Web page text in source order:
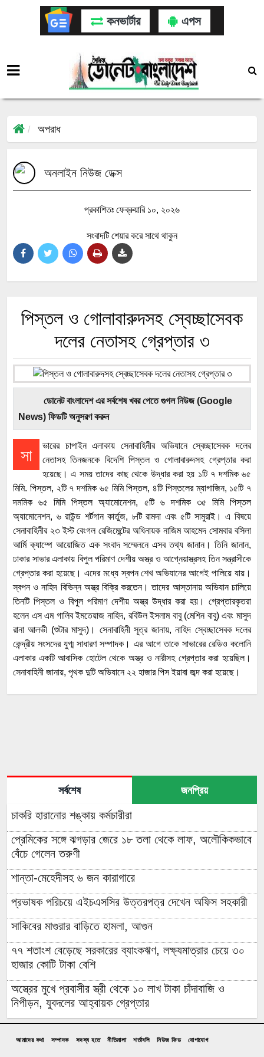
কনভার্টার এপস
অপরাধ
অনলাইন নিউজ ডেক্স
প্রকাশিতঃ ফেব্রুয়ারি ১০, ২০২৬
সংবাদটি শেয়ার করে সাথে থাকুন
পিস্তল ও গোলাবারুদসহ স্বেচ্ছাসেবক
দলের নেতাসহ গ্রেপ্তার ৩
ডোনেট বাংলাদেশ এর সর্বশেষ খবর পেতে গুগল নিউজ (Google
News) ফিডটি অনুসরণ করুন
সা
ভারের চাপাইন এলাকায় সেনাবাহিনীর অভিযানে স্বেচ্ছাসেবক দলের
নেতাসহ তিনজনকে বিদেশি পিস্তল ও গোলাবারুদসহ গ্রেপ্তার করা
হয়েছে। এ সময় তাদের কাছ থেকে উদ্ধার করা হয় ১টি ৭ দশমিক ৬৫
মিমি. পিস্তল, ২টি ৭ দশমিক ৬৫ মিমি পিস্তল, ৪টি পিস্তলের ম্যাগাজিন, ১৫টি ৭
দমমিক ৬৫ মিমি পিস্তল অ্যামোনেশন, ৫টি ৬ দশমিক ৩৫ মিমি পিস্তল
অ্যামোনেশন, ৬ রাউন্ড শর্টগান কার্তুজ, ৮টি রামদা এবং ৫টি সামুরাই। এ বিষয়ে
সেনাবাহিনীর ২৩ ইস্ট বেংগল রেজিমেন্টের অধিনায়ক নাজিম আহমেদ সোমবার বসিলা
আর্মি ক্যাম্পে আয়োজিত এক সংবাদ সম্মেলনে এসব তথ্য জানান। তিনি জানান,
ঢাকার সাভার এলাকায় বিপুল পরিমাণ দেশীয় অস্ত্র ও আগ্নেয়াস্ত্রসহ তিন সন্ত্রাসীকে
গ্রেপ্তার করা হয়েছে। এদের মধ্যে স্বপন শেখ অভিযানের আগেই পালিয়ে যায়।
স্বপন ও নাহিদ বিভিন্ন অস্ত্র বিক্রি করতেন। তাদের আস্তানায় অভিযান চালিয়ে
তিনটি পিস্তল ও বিপুল পরিমাণ দেশীয় অস্ত্র উদ্ধার করা হয়। গ্রেপ্তারকৃতরা
হলেন এস এম গালিব ইমতেয়াজ নাহিদ, রবিউল ইসলাম বাবু (মেশিন বাবু) এবং মাসুদ
রানা আলভী (শুটার মাসুদ)। সেনাবাহিনী সূত্র জানায়, নাহিদ স্বেচ্ছাসেবক দলের
কেন্দ্রীয় সংসদের যুগ্ম সাধারণ সম্পাদক। এর আগে তাকে সাভারের রেডিও কলোনি
এলাকার একটি আবাসিক হোটেল থেকে অস্ত্র ও নারীসহ গ্রেপ্তার করা হয়েছিল।
সেনাবাহিনী জানায়, পৃথক দুটি অভিযানে ২২ হাজার পিস ইয়াবা জব্দ করা হয়েছে।
সর্বশেষ জনপ্রিয়
চাকরি হারানোর শঙ্কায় কর্মচারীরা
প্রেমিকের সঙ্গে ঝগড়ার জেরে ১৮ তলা থেকে লাফ, অলৌকিকভাবে
বেঁচে গেলেন তরুণী
শান্তা-মেহেদীসহ ৬ জন কারাগারে
প্রভাষক পরিচয়ে এইচএসসির উত্তরপত্র দেখেন অফিস সহকারী
সাকিবের মাগুরার বাড়িতে হামলা, আগুন
৭৭ শতাংশ বেড়েছে সরকারের ব্যাংকঋণ, লক্ষ্যমাত্রার চেয়ে ৩০
হাজার কোটি টাকা বেশি
অস্ত্রের মুখে প্রবাসীর স্ত্রী থেকে ১০ লাখ টাকা চাঁদাবাজি ও
নিপীড়ন, যুবদলের আহ্বায়ক গ্রেপ্তার
চাঁদপুরের মাদকসেবী ভাতিজাকে তুলে আনতে গিয়ে চাচাকে পিটিয়ে
হত্যা”সড়ক অবরোধ
আমাদের কথা সম্পাদক সদস্য হতে নীতিমালা শর্তাবলি নিউজ ফিড যোগাযোগ